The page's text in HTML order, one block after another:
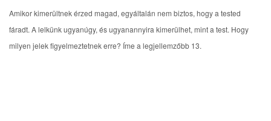
i
a
Amikor kimerültnek érzed magad, egyáltalán nem biztos, hogy a tested
fáradt. A lelkünk ugyanúgy, és ugyanannyira kimerülhet, mint a test. Hogy
milyen jelek figyelmeztetnek erre? Íme a legjellemzőbb 13.